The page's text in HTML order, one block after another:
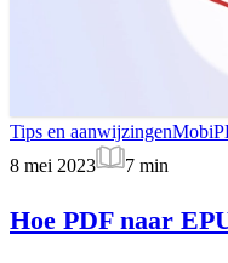
Tips en aanwijzingen
8 mei 2023
7 min
Hoe PDF naar